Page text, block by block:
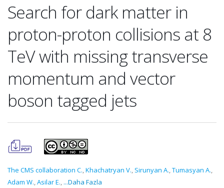
Search for dark matter in
proton-proton collisions at 8
TeV with missing transverse
momentum and vector
boson tagged jets
The CMS collaboration C.,Khachatryan V., Sirunyan A.,Tumasyan A.,
Adam W.,Asilar E., ...Daha Fazla